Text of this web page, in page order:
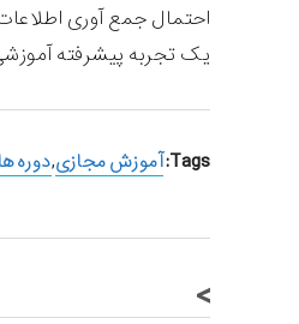
احتمال جمع آوری
یک تجربه پیشرفته
Tags: آموزش مجازی,دوره
>